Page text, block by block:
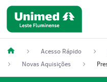
Acesso Rápido
Novas Aquisições